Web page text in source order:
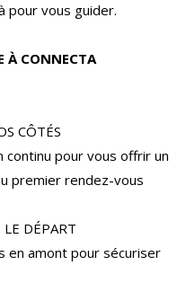
pour vous guider.
À CONNECTA
CÔTÉS
pour vous offrir un
premier rendez-vous
LE DÉPART
en amont pour sécuriser
CRITÈRES
PAR